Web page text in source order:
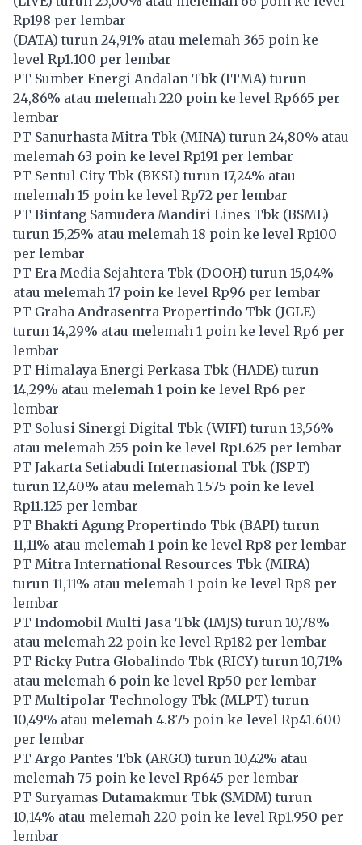
Rp198 per lembar
(DATA) turun 24,91% atau melemah 365 poin ke
level Rp1.100 per lembar
PT Sumber Energi Andalan Tbk (ITMA) turun
24,86% atau melemah 220 poin ke level Rp665 per
lembar
PT Sanurhasta Mitra Tbk (MINA) turun 24,80% atau
melemah 63 poin ke level Rp191 per lembar
PT Sentul City Tbk (BKSL) turun 17,24% atau
melemah 15 poin ke level Rp72 per lembar
PT Bintang Samudera Mandiri Lines Tbk (BSML)
turun 15,25% atau melemah 18 poin ke level Rp100
per lembar
PT Era Media Sejahtera Tbk (DOOH) turun 15,04%
atau melemah 17 poin ke level Rp96 per lembar
PT Graha Andrasentra Propertindo Tbk (JGLE)
turun 14,29% atau melemah 1 poin ke level Rp6 per
lembar
PT Himalaya Energi Perkasa Tbk (HADE) turun
14,29% atau melemah 1 poin ke level Rp6 per
lembar
PT Solusi Sinergi Digital Tbk (WIFI) turun 13,56%
atau melemah 255 poin ke level Rp1.625 per lembar
PT Jakarta Setiabudi Internasional Tbk (JSPT)
turun 12,40% atau melemah 1.575 poin ke level
Rp11.125 per lembar
PT Bhakti Agung Propertindo Tbk (BAPI) turun
11,11% atau melemah 1 poin ke level Rp8 per lembar
PT Mitra International Resources Tbk (MIRA)
turun 11,11% atau melemah 1 poin ke level Rp8 per
lembar
PT Indomobil Multi Jasa Tbk (IMJS) turun 10,78%
atau melemah 22 poin ke level Rp182 per lembar
PT Ricky Putra Globalindo Tbk (RICY) turun 10,71%
atau melemah 6 poin ke level Rp50 per lembar
PT Multipolar Technology Tbk (MLPT) turun
10,49% atau melemah 4.875 poin ke level Rp41.600
per lembar
PT Argo Pantes Tbk (ARGO) turun 10,42% atau
melemah 75 poin ke level Rp645 per lembar
PT Suryamas Dutamakmur Tbk (SMDM) turun
10,14% atau melemah 220 poin ke level Rp1.950 per
lembar